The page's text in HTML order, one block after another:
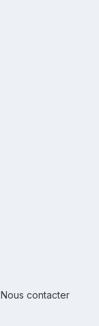
Nous contacter